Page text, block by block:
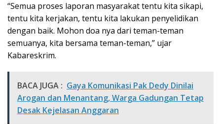
“Semua proses laporan masyarakat tentu kita sikapi,
tentu kita kerjakan, tentu kita lakukan penyelidikan
dengan baik. Mohon doa nya dari teman-teman
semuanya, kita bersama teman-teman,” ujar
Kabareskrim.
BACA JUGA : Gaya Komunikasi Pak Dedy Dinilai
Arogan dan Menantang, Warga Gadungan Tetap
Desak Kejelasan Anggaran